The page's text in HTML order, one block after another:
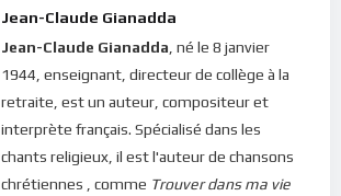
Jean-Claude Gianadda
Jean-Claude Gianadda , né le 8 janvier
1944, enseignant, directeur de collège à la
retraite, est un auteur, compositeur et
interprète français. Spécialisé dans les
chants religieux, il est l'auteur de chansons
chrétiennes , comme Trouver dans ma vie